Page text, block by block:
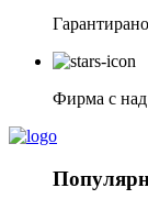
Фирма с